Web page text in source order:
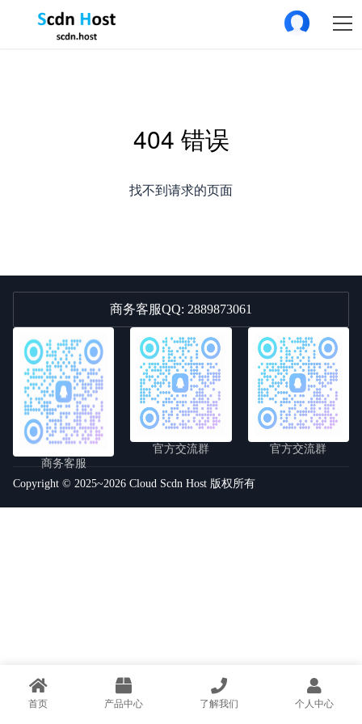
404 错误
找不到请求的页面
商务客服QQ: 2889873061
商务客服
官方交流群 官方交流群
Copyright © 2025~2026 Cloud Scdn Host 版权所有
首页 产品中心 了解我们 个人中心